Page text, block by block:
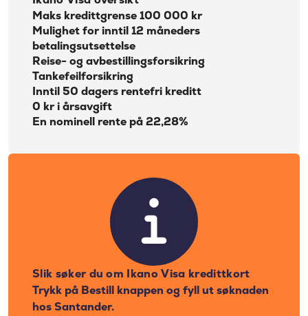
Maks kredittgrense 100 000 kr
Mulighet for inntil 12 måneders
betalingsutsettelse
Reise- og avbestillingsforsikring
Tankefeilforsikring
Inntil 50 dagers rentefri kreditt
0 kr i årsavgift
En nominell rente på 22,28%
Slik søker du om Ikano Visa kredittkort
Trykk på Bestill knappen og fyll ut søknaden
hos Santander.